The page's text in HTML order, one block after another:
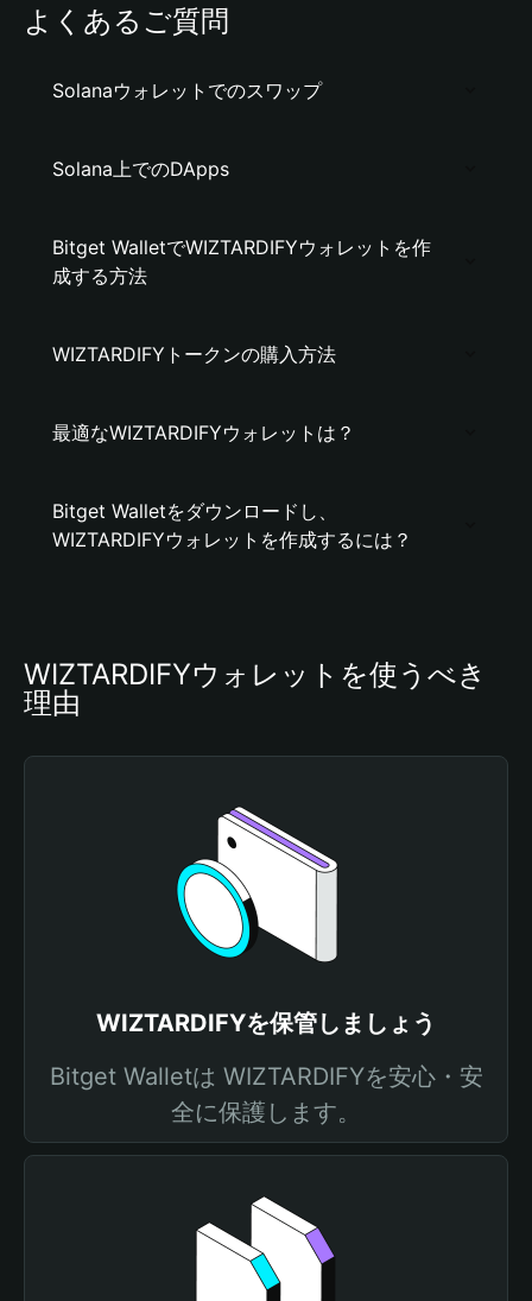
よくあるご質問
Solanaウォレットでのスワップ
Solana上でのDApps
Bitget WalletでWIZTARDIFYウォレットを作
成する方法
WIZTARDIFYトークンの購入方法
最適なWIZTARDIFYウォレットは？
Bitget Walletをダウンロードし、
WIZTARDIFYウォレットを作成するには？
WIZTARDIFYウォレットを使うべき
理由
WIZTARDIFYを保管しましょう
Bitget Walletは WIZTARDIFYを安心・安
全に保護します。